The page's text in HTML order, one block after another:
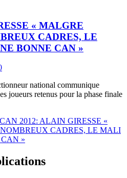
« MALGRE
CADRES, LE
BONNE CAN »
national communique
joueurs retenus pour la phase finale
2012: ALAIN GIRESSE «
CADRES, LE MALI
»